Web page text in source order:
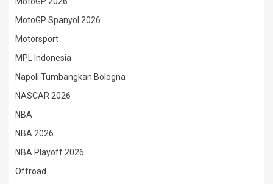
MotoGP Spanyol 2026
Motorsport
MPL Indonesia
Napoli Tumbangkan Bologna
NASCAR 2026
NBA
NBA 2026
NBA Playoff 2026
Offroad